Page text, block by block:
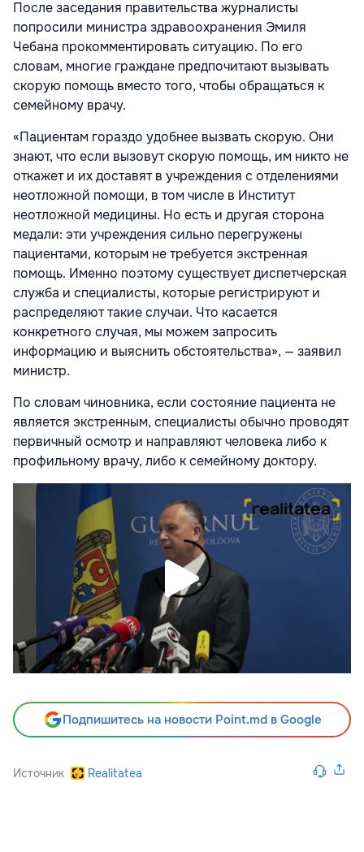
После заседания правительства журналисты
попросили министра здравоохранения Эмиля
Чебана прокомментировать ситуацию. По его
словам, многие граждане предпочитают вызывать
скорую помощь вместо того, чтобы обращаться к
семейному врачу.
«Пациентам гораздо удобнее вызвать скорую. Они
знают, что если вызовут скорую помощь, им никто не
откажет и их доставят в учреждения с отделениями
неотложной помощи, в том числе в Институт
неотложной медицины. Но есть и другая сторона
медали: эти учреждения сильно перегружены
пациентами, которым не требуется экстренная
помощь. Именно поэтому существует диспетчерская
служба и специалисты, которые регистрируют и
распределяют такие случаи. Что касается
конкретного случая, мы можем запросить
информацию и выяснить обстоятельства», — заявил
министр.
По словам чиновника, если состояние пациента не
является экстренным, специалисты обычно проводят
первичный осмотр и направляют человека либо к
профильному врачу, либо к семейному доктору.
Подпишитесь на новости Point.md в Google
Источник Realitatea